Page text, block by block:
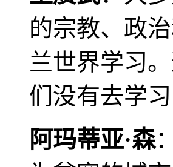
的宗教、政
兰世界学习
们没有去学
阿玛蒂亚·森